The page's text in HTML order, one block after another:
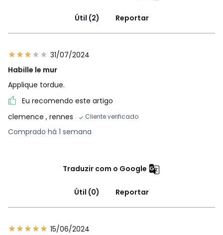
Útil (2) Reportar
31/07/2024
Habille le mur
Applique tordue.
Eu recomendo este artigo
clemence , rennes Cliente verificado
Comprado há 1 semana
Traduzir com o Google
Útil (0) Reportar
15/06/2024